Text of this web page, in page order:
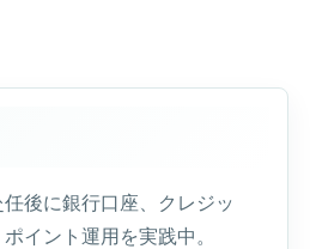
後に銀行口座、クレジッ
イント運用を実践中。